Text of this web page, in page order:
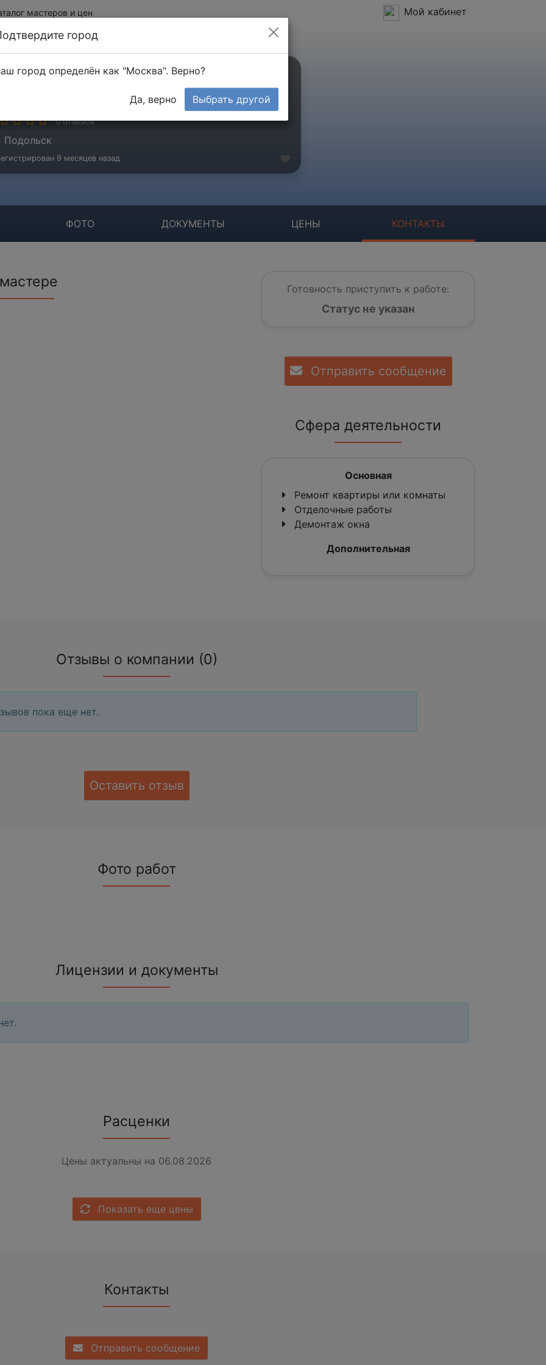
мастеров и цен Мой кабинет
"СУ ТИМСЕР"
0 отзывов
Подольск
9 месяцев назад
ФОТО ДОКУМЕНТЫ ЦЕНЫ КОНТАКТЫ
Готовность приступить к работе:
Статус не указан
Отправить сообщение
Сфера деятельности
Основная
Ремонт квартиры или комнаты
Отделочные работы
Демонтаж окна
Дополнительная
Отзывы о компании (0)
пока еще нет.
Оставить отзыв
Фото работ
Лицензии и документы
Расценки
Цены актуальны на 06.08.2026
Показать еще цены
Контакты
Отправить сообщение
город
город определён как "Москва". Верно?
Да, верно Выбрать другой